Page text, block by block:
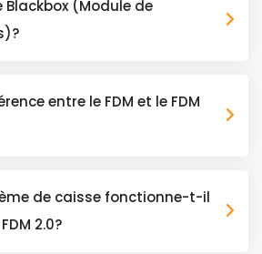
(Module de
entre le FDM et le FDM
de caisse fonctionne-t-il
2.0?